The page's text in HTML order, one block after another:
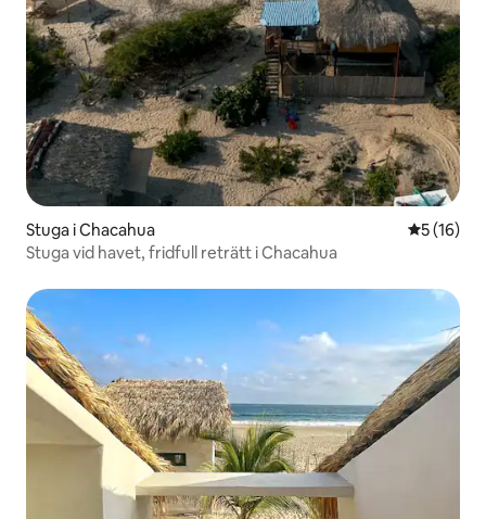
Stuga i Chacahua 5 av 5 i
5 (16)
Stuga vid havet, fridfull reträtt i Chacahua